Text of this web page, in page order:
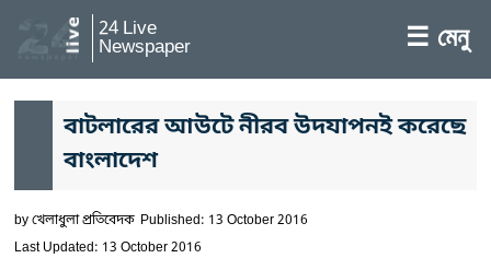
24 Live
Newspaper ☰ মেনু
বাটলারের আউটে নীরব উদযাপনই করেছে
বাংলাদেশ
byখেলাধুলা প্রতিবেদক Published: 13 October 2016
Last Updated: 13 October 2016